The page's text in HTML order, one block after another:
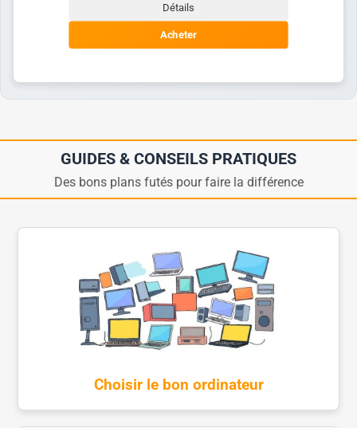
Détails
Acheter
GUIDES & CONSEILS PRATIQUES
Des bons plans futés pour faire la différence
Choisir le bon ordinateur